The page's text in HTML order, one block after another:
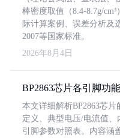
棒密度取值（8.4-8.7g/
际计算案例、误差分析及
2007等国家标准。
2026年8月4日
BP2863芯片各引脚功能
本文详细解析BP2863芯
定义、典型电压/电流值
引脚参数对照表。内容涵